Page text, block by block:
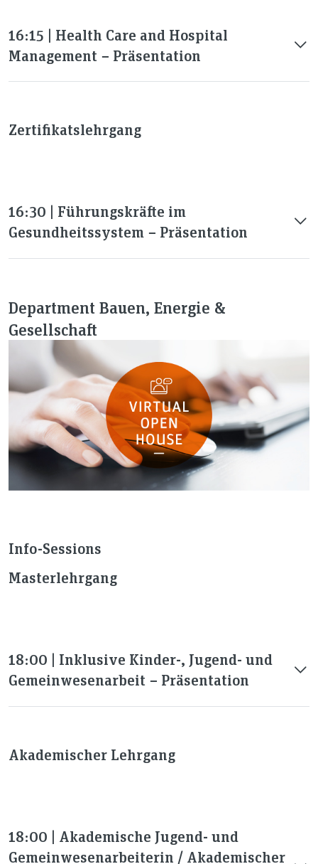
16:15 | Health Care and Hospital
Management − Präsentation
Zertifikatslehrgang
16:30 | Führungskräfte im
Gesundheitssystem − Präsentation
Department Bauen, Energie &
Gesellschaft
Info-Sessions
Masterlehrgang
18:00 | Inklusive Kinder-, Jugend- und
Gemeinwesenarbeit − Präsentation
Akademischer Lehrgang
18:00 | Akademische Jugend- und
Gemeinwesenarbeiterin / Akademischer